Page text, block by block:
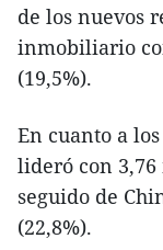
de los nuevos
inmobiliario
(19,5%).
En cuanto a
lideró con 3,76
seguido de
(22,8%).